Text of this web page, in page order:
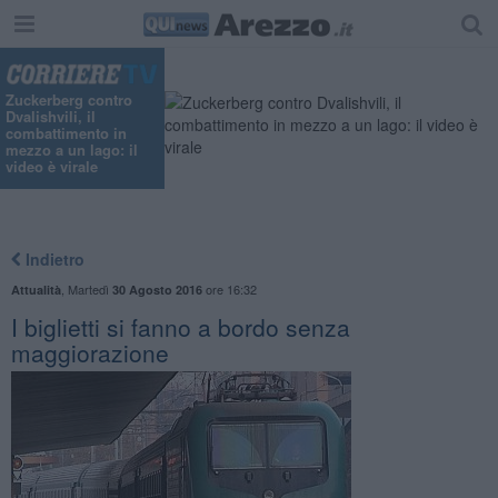
Zuckerberg contro
Dvalishvili, il
combattimento in
mezzo a un lago: il
video è virale
Indietro
Attualità Martedì 30 Agosto 2016ore 16:32
I biglietti si fanno a bordo senza
maggiorazione